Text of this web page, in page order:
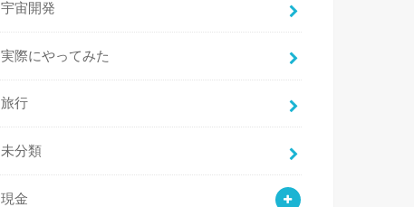
宇宙開発
実際にやってみた
旅行
未分類
現金